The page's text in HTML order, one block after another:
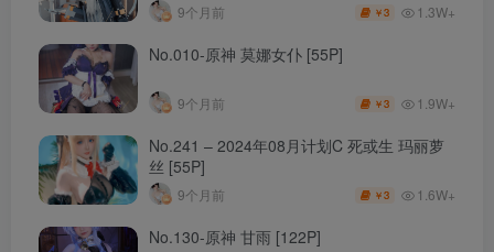
9个月前 ￥3 1.3W+
No.010-原神 莫娜女仆 [55P]
9个月前 ￥3 1.9W+
No.241 – 2024年08月计划C 死或生 玛丽萝
丝 [55P]
9个月前 ￥3 1.6W+
No.130-原神 甘雨 [122P]